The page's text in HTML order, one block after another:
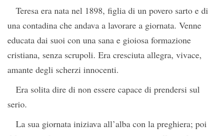
Teresa era nata nel 1898, figlia di un povero sarto e di
una contadina che andava a lavorare a giornata. Venne
educata dai suoi con una sana e gioiosa formazione
cristiana, senza scrupoli. Era cresciuta allegra, vivace,
amante degli scherzi innocenti.
Era solita dire di non essere capace di prendersi sul
serio.
La sua giornata iniziava all’alba con la preghiera; poi